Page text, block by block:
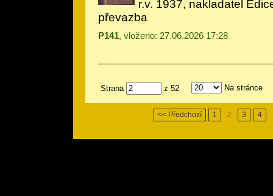
r.v. 1937, nakladatel
převazba
P141, vloženo: 27.06.2026 17:28
Strana z 52 Na stránce
<< Předchozí 1 2 3 4